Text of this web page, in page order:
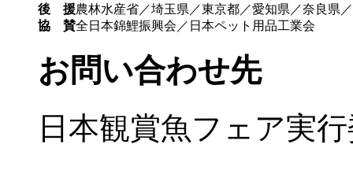
後 援農林水産省／埼玉県／東京都／愛知県／奈良県
協 賛全日本錦鯉振興会／日本ペット用品工業会
お問い合わせ先
日本観賞魚フェア実